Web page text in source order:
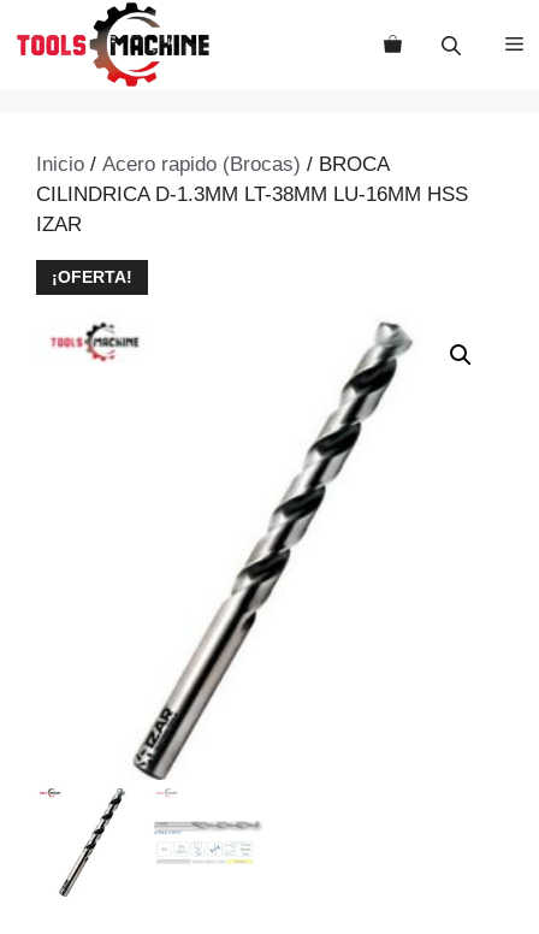
Inicio / Acero rapido (Brocas) / BROCA
CILINDRICA D-1.3MM LT-38MM LU-16MM HSS
IZAR
¡OFERTA!